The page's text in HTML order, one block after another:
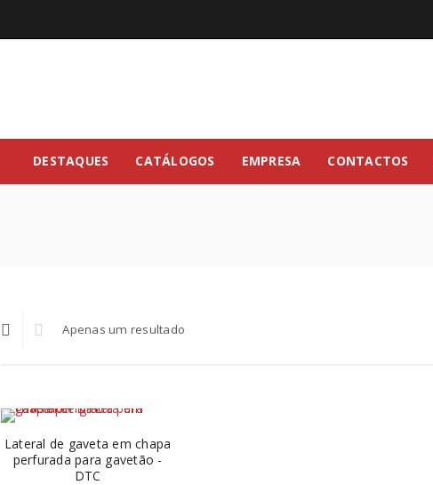
DESTAQUES CATÁLOGOS EMPRESA CONTACTOS
Apenas um resultado
Lateral de gaveta em chapa
perfurada para gavetão -
DTC